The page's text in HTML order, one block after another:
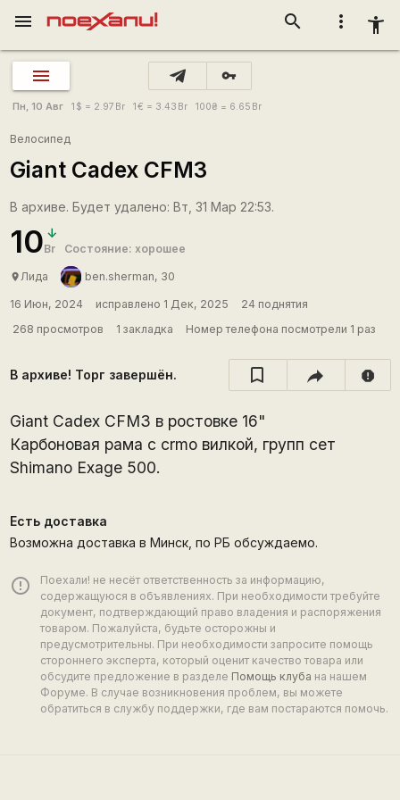
more_vert accessibility_new
search
menu
vpn_key
Пн, 10 Авг 1 $ = 2.97 Br 1€ = 3.43 Br 100₴ = 6.65 Br
Велосипед
Giant Cadex CFM3
В архиве. Будет удалено: Вт, 31 Мар 22:53.
10Br Состояние: хорошее
placeЛида ben.sherman, 30
16 Июн, 2024 исправлено 1 Дек, 2025
24 поднятия
268 просмотров
1 закладка Номер телефона посмотрели 1 раз
В архиве! Торг завершён. report
Giant Cadex CFM3 в ростовке 16"
Карбоновая рама с crmo вилкой, групп сет
Shimano Exage 500.
Есть доставка
Возможна доставка в Минск, по РБ обсуждаемо.
error_outline
Поехали! не несёт ответственность за информацию,
содержащуюся в объявлениях. При необходимости требуйте
документ, подтверждающий право владения и распоряжения
товаром. Пожалуйста, будьте осторожны и
предусмотрительны. При необходимости запросите помощь
стороннего эксперта, который оценит качество товара или
обсудите предложение в разделе Помощь клуба на нашем
Форуме. В случае возникновения проблем, вы можете
обратиться в службу поддержки, где вам постараются помочь.